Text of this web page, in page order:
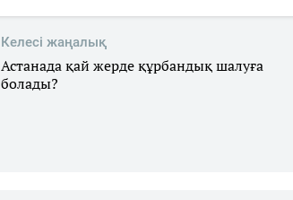
Келесі жаңалық
Астанада қай жерде құрбандық шалуға
болады?